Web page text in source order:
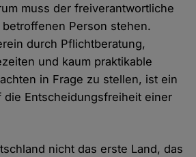
muss der freiverantwortliche
Person stehen.
durch Pflichtberatung,
und kaum praktikable
in Frage zu stellen, ist ein
die Entscheidungsfreiheit einer
nicht das erste Land, das